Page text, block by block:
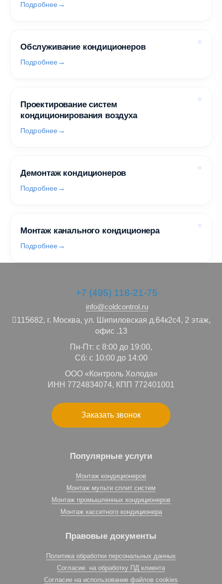
Подробнее
Обслуживание кондиционеров
Подробнее
Проектирование систем
кондиционирования воздуха
Подробнее
Демонтаж кондиционеров
Подробнее
Монтаж канального кондиционера
Подробнее
+7 (495) 118-21-75
info@coldcontrol.ru
115682, г. Москва, ул. Шипиловская д.64к2с4, 2 этаж,
офис .13
Пн-Пт: с 8:00 до 19:00,
Сб: с 10:00 до 14:00
ООО «Контроль Холода»
ИНН 7724834074, КПП 772401001
Заказать звонок
Популярные услуги
Монтаж кондиционеров
Монтаж мульти сплит систем
Монтаж промышленных кондиционеров
Монтаж кассетного кондиционера
Правовые документы
Политика обработки персональных данных
Согласие на обработку ПД клиента
Согласие на использование файлов cookies